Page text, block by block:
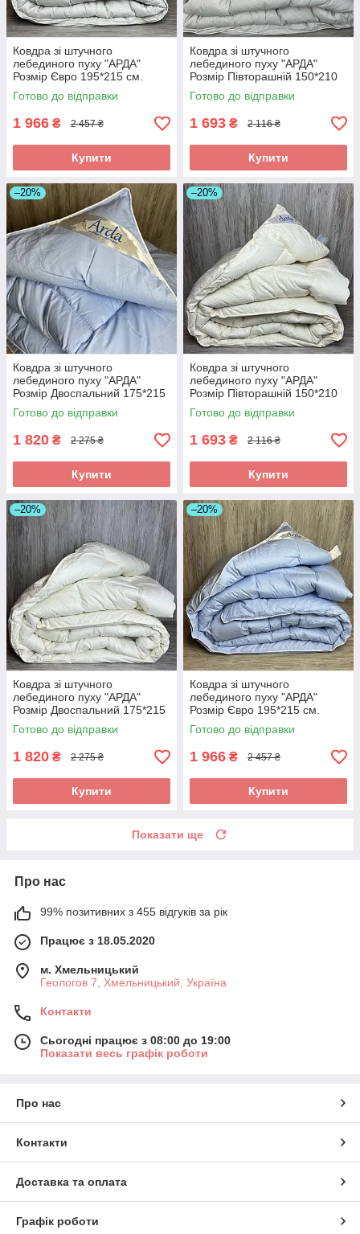
Ковдра зі штучного
лебединого пуху "АРДА"
Розмір Євро 195*215 см.
Зимова тепла ковдра
Готово до відправки
1 966 ₴ 2 457 ₴
Купити
Ковдра зі штучного
лебединого пуху "АРДА"
Розмір Півторашній 150*210
см. Зимова тепла ковдра
Готово до відправки
1 693 ₴ 2 116 ₴
Купити
–20%
Ковдра зі штучного
лебединого пуху "АРДА"
Розмір Двоспальний 175*215
см. Зимова тепла ковдра
Готово до відправки
1 820 ₴ 2 275 ₴
Купити
–20%
Ковдра зі штучного
лебединого пуху "АРДА"
Розмір Півторашній 150*210
см. Зимова тепла ковдра
Готово до відправки
1 693 ₴ 2 116 ₴
Купити
–20%
Ковдра зі штучного
лебединого пуху "АРДА"
Розмір Двоспальний 175*215
см. Зимова тепла ковдра
Готово до відправки
1 820 ₴ 2 275 ₴
Купити
–20%
Ковдра зі штучного
лебединого пуху "АРДА"
Розмір Євро 195*215 см.
Зимова тепла ковдра
Готово до відправки
1 966 ₴ 2 457 ₴
Купити
Показати ще
Про нас
99% позитивних з 455 відгуків за рік
Працює з 18.05.2020
м. Хмельницький
Геологов 7, Хмельницький, Україна
Контакти
Сьогодні працює з 08:00 до 19:00
Показати весь графік роботи
Про нас
Контакти
Доставка та оплата
Графік роботи